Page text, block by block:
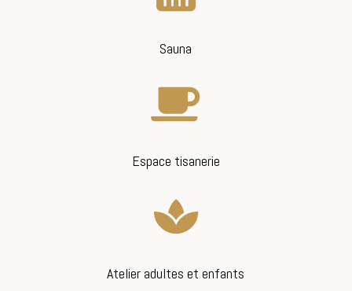
Sauna

Espace tisanerie

Atelier adultes et enfants